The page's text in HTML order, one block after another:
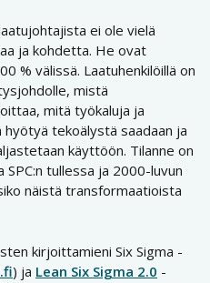
ei ole vielä
ja kohdetta. He ovat
% välissä. Laatuhenkilöillä on
mistä
mitä työkaluja ja
tekoälystä saadaan ja
käyttöön. Tilanne on
tullessa ja 2000-luvun
näistä transformaatioista
kirjoittamieni Six Sigma -
) ja Lean Six Sigma 2.0 -